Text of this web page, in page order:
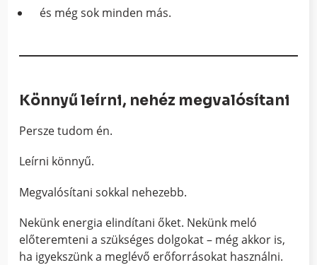
és még sok minden más.
Könnyű leírni, nehéz megvalósítani
Persze tudom én.
Leírni könnyű.
Megvalósítani sokkal nehezebb.
Nekünk energia elindítani őket. Nekünk meló
előteremteni a szükséges dolgokat – még akkor is,
ha igyekszünk a meglévő erőforrásokat használni.